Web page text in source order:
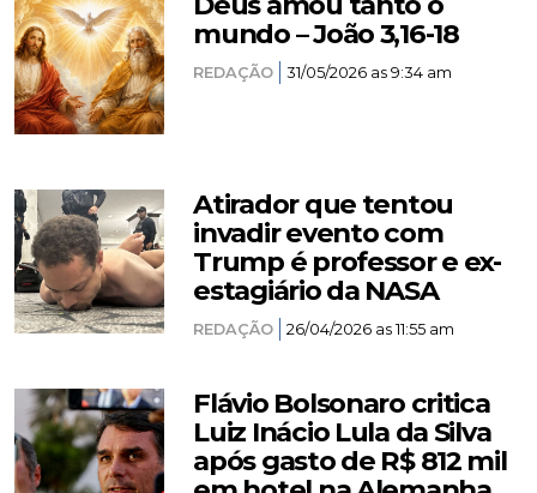
mundo – João 3,16-18
REDAÇÃO 31/05/2026 as 9:34 am
Atirador que tentou
invadir evento com
Trump é professor e ex-
estagiário da NASA
REDAÇÃO 26/04/2026 as 11:55 am
Flávio Bolsonaro critica
Luiz Inácio Lula da Silva
após gasto de R$ 812 mil